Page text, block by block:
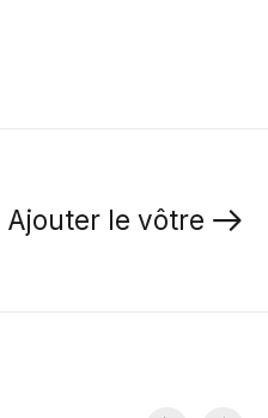
Ajouter le vôtre